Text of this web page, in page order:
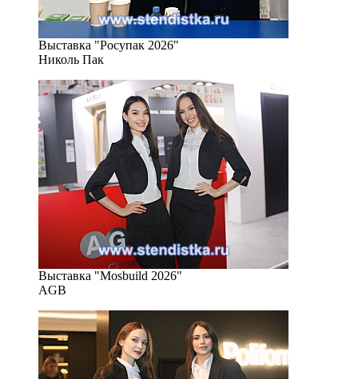
Выставка "Росупак 2026"
Николь Пак
Выставка "Mosbuild 2026"
AGB